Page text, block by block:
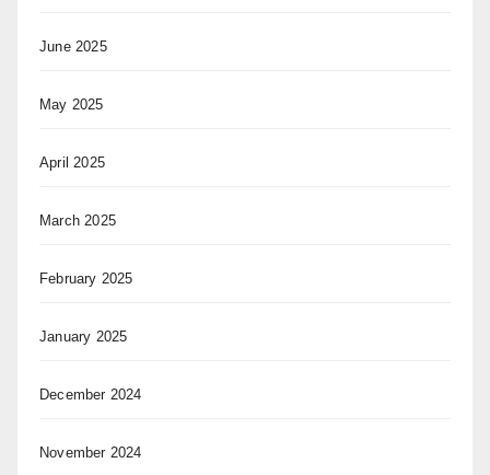
June 2025
May 2025
April 2025
March 2025
February 2025
January 2025
December 2024
November 2024